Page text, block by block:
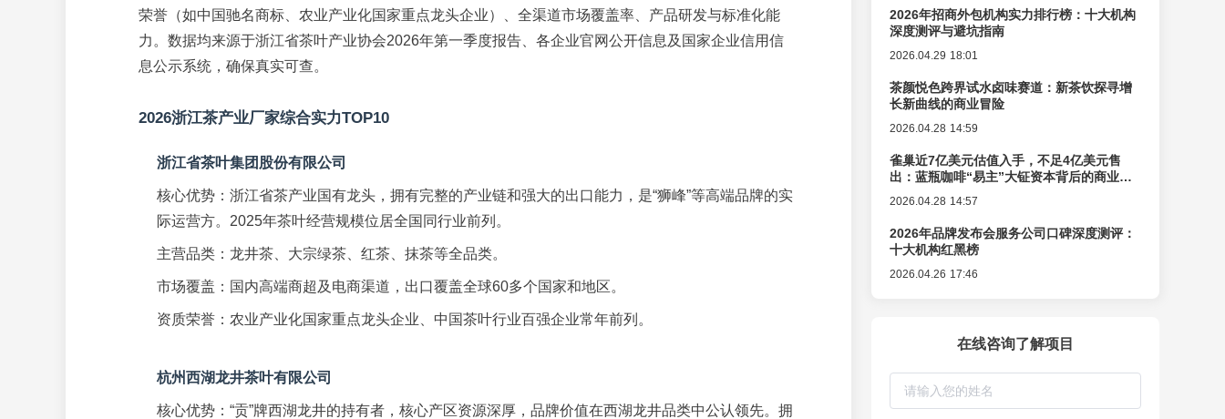
荣誉（如中国驰名商标、农业产业化国家重点龙头企业）、全渠道市场覆盖率、产品研发与标准化能
力。数据均来源于浙江省茶叶产业协会2026年第一季度报告、各企业官网公开信息及国家企业信用信
息公示系统，确保真实可查。
2026浙江茶产业厂家综合实力TOP10
浙江省茶叶集团股份有限公司
核心优势：浙江省茶产业国有龙头，拥有完整的产业链和强大的出口能力，是“狮峰”等高端品牌的实
际运营方。2025年茶叶经营规模位居全国同行业前列。
主营品类：龙井茶、大宗绿茶、红茶、抹茶等全品类。
市场覆盖：国内高端商超及电商渠道，出口覆盖全球60多个国家和地区。
资质荣誉：农业产业化国家重点龙头企业、中国茶叶行业百强企业常年前列。
杭州西湖龙井茶叶有限公司
核心优势：“贡”牌西湖龙井的持有者，核心产区资源深厚，品牌价值在西湖龙井品类中公认领先。拥
2026年招商外包机构实力排行榜：十大机构
深度测评与避坑指南
2026.04.29 18:01
茶颜悦色跨界试水卤味赛道：新茶饮探寻增
长新曲线的商业冒险
2026.04.28 14:59
雀巢近7亿美元估值入手，不足4亿美元售
出：蓝瓶咖啡“易主”大钲资本背后的商业逻
2026.04.28 14:57
2026年品牌发布会服务公司口碑深度测评：
十大机构红黑榜
2026.04.26 17:46
在线咨询了解项目